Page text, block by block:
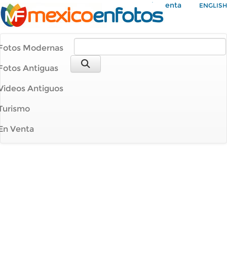
Mi Cuenta ENGLISH
Modernas
Antiguas
Antiguos
Venta